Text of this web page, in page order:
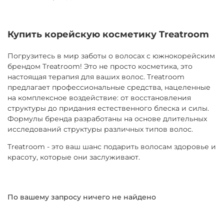
Купить корейскую косметику Treatroom
Погрузитесь в мир заботы о волосах с южнокорейским
брендом Treatroom! Это не просто косметика, это
настоящая терапия для ваших волос. Treatroom
предлагает профессиональные средства, нацеленные
на комплексное воздействие: от восстановления
структуры до придания естественного блеска и силы.
Формулы бренда разработаны на основе длительных
исследований структуры различных типов волос.
Treatroom - это ваш шанс подарить волосам здоровье и
красоту, которые они заслуживают.
По вашему запросу ничего не найдено